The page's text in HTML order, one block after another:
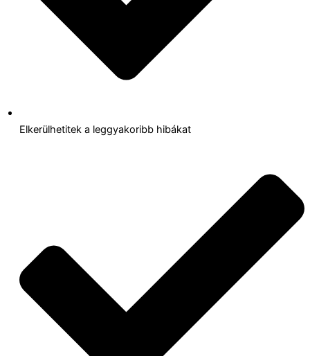
Elkerülhetitek a leggyakoribb hibákat